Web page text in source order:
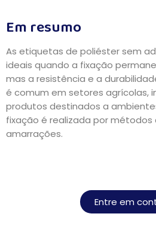
Em resumo
As etiquetas de poliéster sem
ideais quando a fixação
mas a resistência e a
é comum em setores agrícolas,
produtos destinados a
fixação é realizada por
amarrações.
Entre em